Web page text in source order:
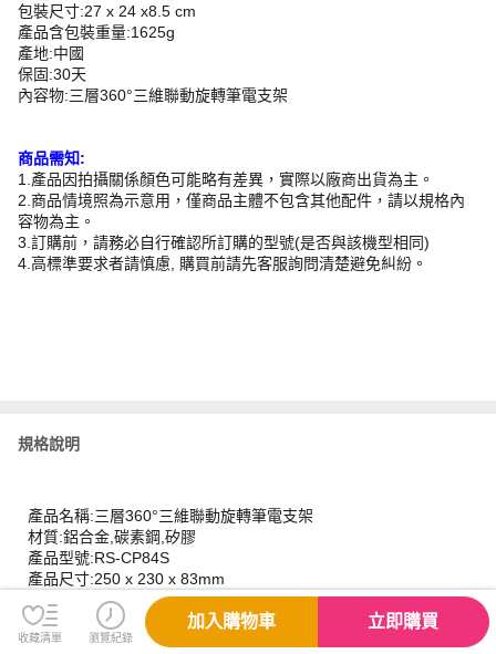
包裝尺寸:27 x 24 x8.5 cm
產品含包裝重量:1625g
產地:中國
保固:30天
內容物:三層360°三維聯動旋轉筆電支架
商品需知:
1.產品因拍攝關係顏色可能略有差異，實際以廠商出貨為主。
2.商品情境照為示意用，僅商品主體不包含其他配件，請以規格內
容物為主。
3.訂購前，請務必自行確認所訂購的型號(是否與該機型相同)
4.高標準要求者請慎慮, 購買前請先客服詢問清楚避免糾紛。
規格說明
產品名稱:三層360°三維聯動旋轉筆電支架
材質:鋁合金,碳素鋼,矽膠
產品型號:RS-CP84S
產品尺寸:250 x 230 x 83mm
顏色:黑色,銀色
產品重量:1570±10g
適配:17吋以下平板或筆記型電腦
收藏清單 瀏覽紀錄
加入購物車 立即購買